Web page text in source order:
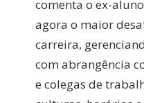
comenta o ex-
agora o maior
carreira,
com abrangência
e colegas de